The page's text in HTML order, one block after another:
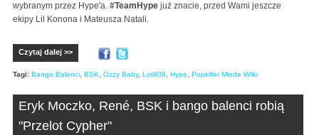
wybranym przez Hype'a. #TeamHype już znacie, przed Wami jeszcze
ekipy Lil Konona i Mateusza Natali.
Czytaj dalej >>
Tagi: Bango Balenci, BSK, Ozzy Baby, Lot808, Hype, Popkiller Młode Wilki
Eryk Moczko, René, BSK i bango balenci robią
"Przelot Cypher"